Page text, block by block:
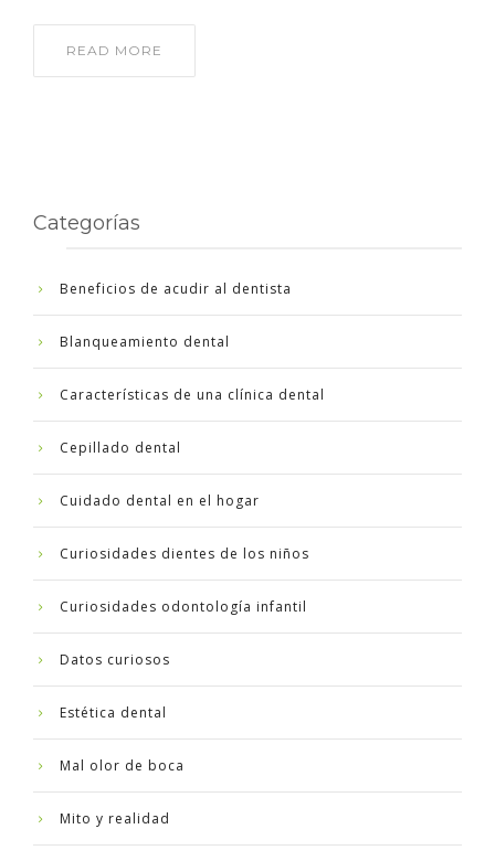
READ MORE
Categorías
Beneficios de acudir al dentista
Blanqueamiento dental
Características de una clínica dental
Cepillado dental
Cuidado dental en el hogar
Curiosidades dientes de los niños
Curiosidades odontología infantil
Datos curiosos
Estética dental
Mal olor de boca
Mito y realidad